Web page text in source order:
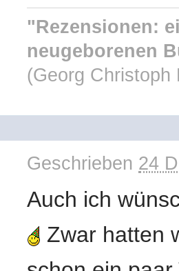
"Rezensionen:
neugeborenen
(Georg Christoph
Geschrieben 24
Auch ich
Zwar hatten